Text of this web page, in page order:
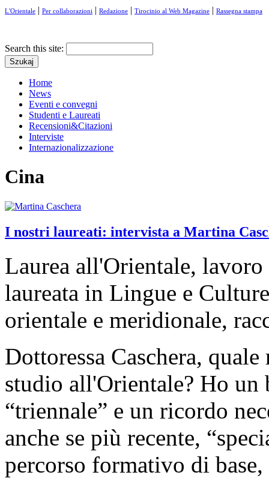
L'Orientale | Per collaborazioni | Redazione | Tirocinio al Web Magazine | Rassegna stampa
Search this site:
Home
News
Eventi e convegni
Studenti e Laureati
Recensioni&Citazioni
Interviste
Internazionalizzazione
Cina
I nostri laureati: intervista a Martina
Laurea all'Orientale,
laureata in Lingue e
orientale e meridionale,
Dottoressa Caschera,
studio all'Orientale? Ho
“triennale” e un ricordo
anche se più recente,
percorso formativo di